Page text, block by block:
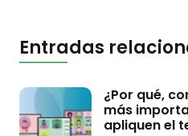
Entradas
¿Por qué,
más
apliquen el